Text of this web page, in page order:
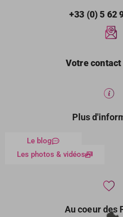
+33 (0) 5 62
Votre
Plus
Le blog
Les photos & vidéos
Au coeur des